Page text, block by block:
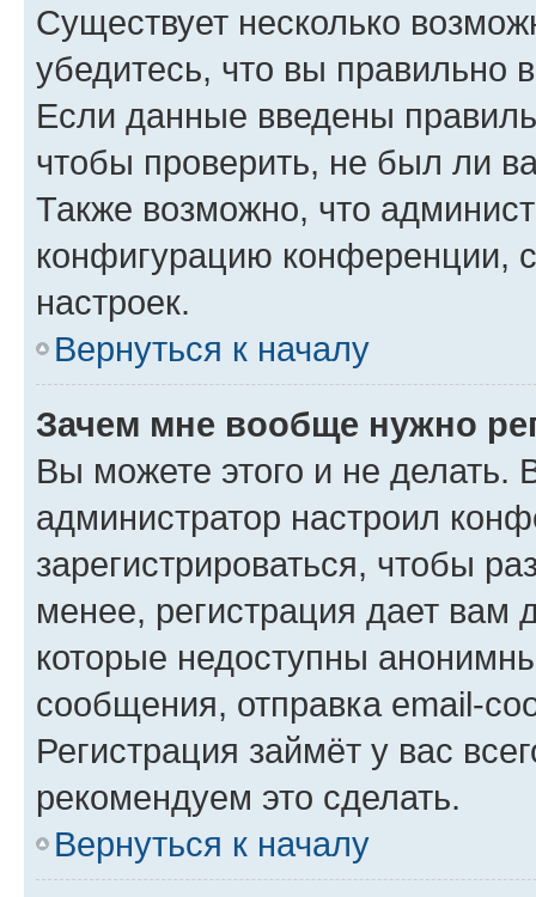
Существует несколько
убедитесь, что вы правильно
Если данные введены
чтобы проверить, не был ли
Также возможно, что
конфигурацию конференции,
настроек.
Вернуться к началу
Зачем мне вообще нужно
Вы можете этого и не делать.
администратор настроил
зарегистрироваться, чтобы
менее, регистрация дает вам
которые недоступны
сообщения, отправка email-
Регистрация займёт у вас
рекомендуем это сделать.
Вернуться к началу